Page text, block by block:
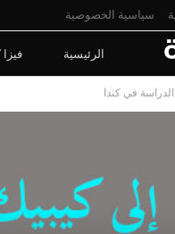
سياسية الخصوصية
الرئيسية فيزا
الدراسة في كندا